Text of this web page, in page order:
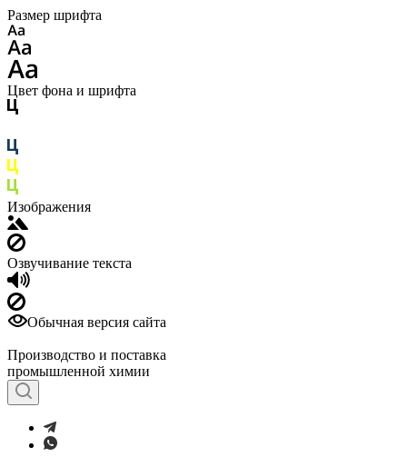
Размер шрифта
Цвет фона и шрифта
Изображения
Озвучивание текста
Обычная версия сайта
Производство и поставка
промышленной химии